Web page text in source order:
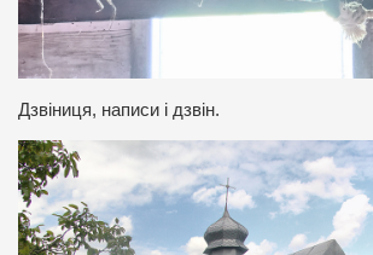
Дзвіниця, написи і дзвін.